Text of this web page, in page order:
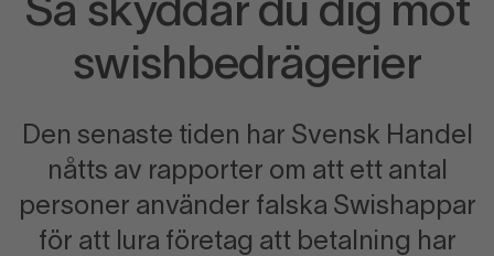
Så skyddar du dig mot
swishbedrägerier
Den senaste tiden har Svensk Handel
nåtts av rapporter om att ett antal
personer använder falska Swishappar
för att lura företag att betalning har